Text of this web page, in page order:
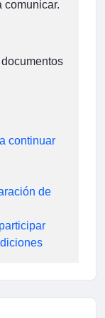
comunicar.
continuar
de